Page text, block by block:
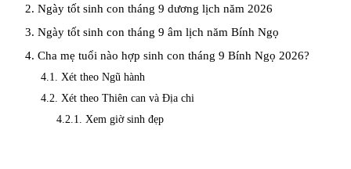
2. Ngày tốt sinh con tháng 9 dương lịch năm 2026
3. Ngày tốt sinh con tháng 9 âm lịch năm Bính Ngọ
4. Cha mẹ tuổi nào hợp sinh con tháng 9 Bính Ngọ 2026?
4.1. Xét theo Ngũ hành
4.2. Xét theo Thiên can và Địa chi
Xem giờ sinh đẹp